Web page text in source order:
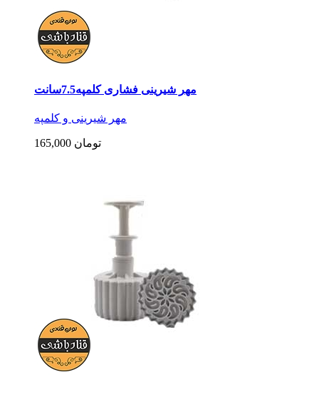
مهر شیرینی فشاری کلمپه7.5سانت
مهر شیرینی و کلمپه
165,000 تومان